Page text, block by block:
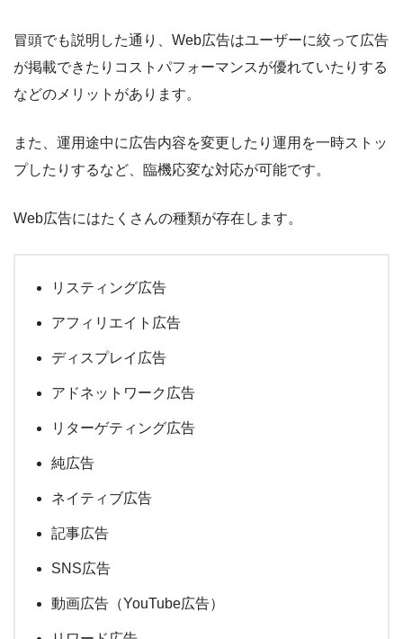
冒頭でも説明した通り、Web広告はユーザーに絞って広告
が掲載できたりコストパフォーマンスが優れていたりする
などのメリットがあります。
また、運用途中に広告内容を変更したり運用を一時ストッ
プしたりするなど、臨機応変な対応が可能です。
Web広告にはたくさんの種類が存在します。
リスティング広告
アフィリエイト広告
ディスプレイ広告
アドネットワーク広告
リターゲティング広告
純広告
ネイティブ広告
記事広告
SNS広告
動画広告（YouTube広告）